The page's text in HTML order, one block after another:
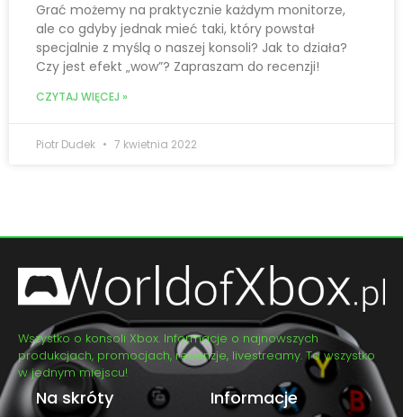
Grać możemy na praktycznie każdym monitorze,
ale co gdyby jednak mieć taki, który powstał
specjalnie z myślą o naszej konsoli? Jak to działa?
Czy jest efekt „wow”? Zapraszam do recenzji!
CZYTAJ WIĘCEJ »
Piotr Dudek 7 kwietnia 2022
Wszystko o konsoli Xbox. Informacje o najnowszych
produkcjach, promocjach, recenzje, livestreamy. To wszystko
w jednym miejscu!
Na skróty Informacje